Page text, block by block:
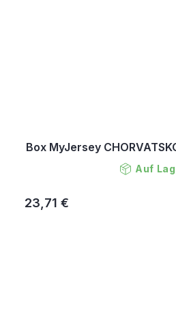
Box MyJersey
Auf
23,71 €